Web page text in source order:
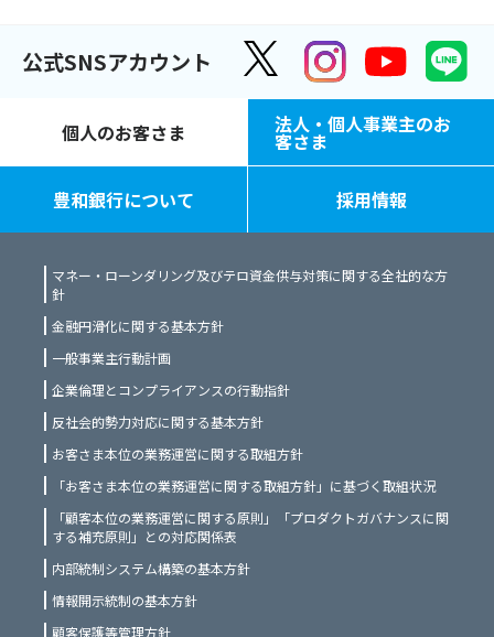
公式SNSアカウント
個人のお客さま 法人・個人事業主のお
客さま
豊和銀行について 採用情報
マネー・ローンダリング及びテロ資金供与対策に関する全社的な方
針
金融円滑化に関する基本方針
一般事業主行動計画
企業倫理とコンプライアンスの行動指針
反社会的勢力対応に関する基本方針
お客さま本位の業務運営に関する取組方針
「お客さま本位の業務運営に関する取組方針」に基づく取組状況
「顧客本位の業務運営に関する原則」「プロダクトガバナンスに関
する補充原則」との対応関係表
内部統制システム構築の基本方針
情報開示統制の基本方針
顧客保護等管理方針